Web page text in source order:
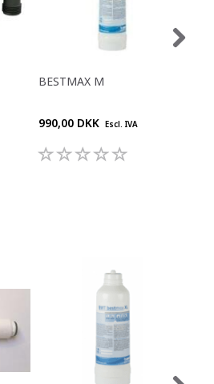
BESTMAX M
990,00 DKK Escl. IVA